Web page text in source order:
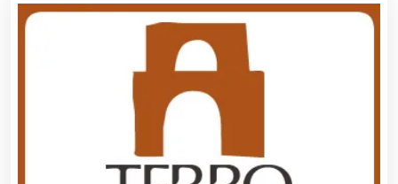
Alquiler de Sillas y Mesas
Alquiler de Trajes de Etiqueta
Alta Costura